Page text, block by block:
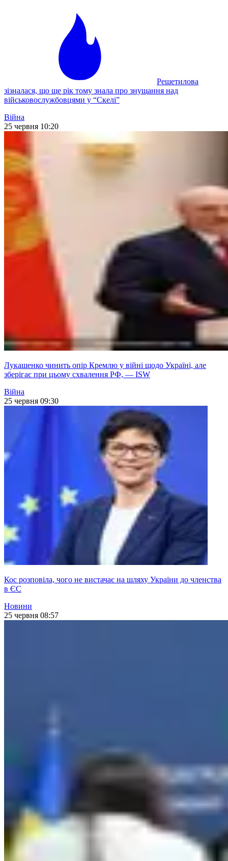
Решетилова
зізналася, що ще рік тому знала про знущання над
військовослужбовцями у “Скелі”
Війна
25 червня 10:20
Лукашенко чинить опір Кремлю у війні щодо Україні, але
зберігає при цьому схвалення РФ, — ISW
Війна
25 червня 09:30
Кос розповіла, чого не вистачає на шляху України до членства
в ЄС
Новини
25 червня 08:57